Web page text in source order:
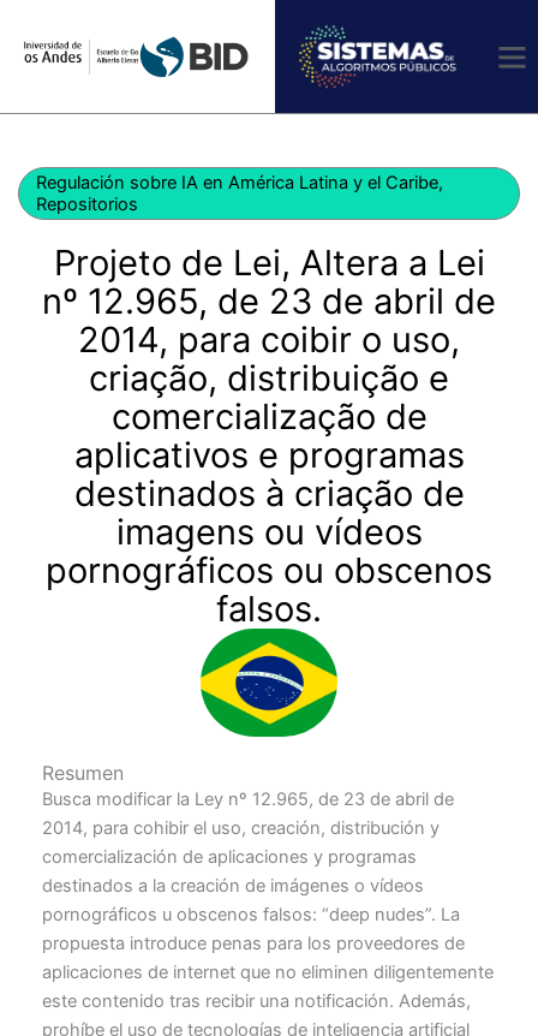
Regulación sobre IA en América Latina y el Caribe,
Repositorios
Projeto de Lei, Altera a Lei
nº 12.965, de 23 de abril de
2014, para coibir o uso,
criação, distribuição e
comercialização de
aplicativos e programas
destinados à criação de
imagens ou vídeos
pornográficos ou obscenos
falsos.
Resumen
Busca modificar la Ley nº 12.965, de 23 de abril de
2014, para cohibir el uso, creación, distribución y
comercialización de aplicaciones y programas
destinados a la creación de imágenes o vídeos
pornográficos u obscenos falsos: “deep nudes”. La
propuesta introduce penas para los proveedores de
aplicaciones de internet que no eliminen diligentemente
este contenido tras recibir una notificación. Además,
prohíbe el uso de tecnologías de inteligencia artificial